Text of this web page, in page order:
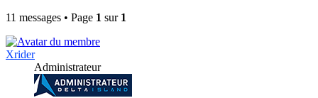
11 messages • Page 1 sur 1
Xrider
Administrateur